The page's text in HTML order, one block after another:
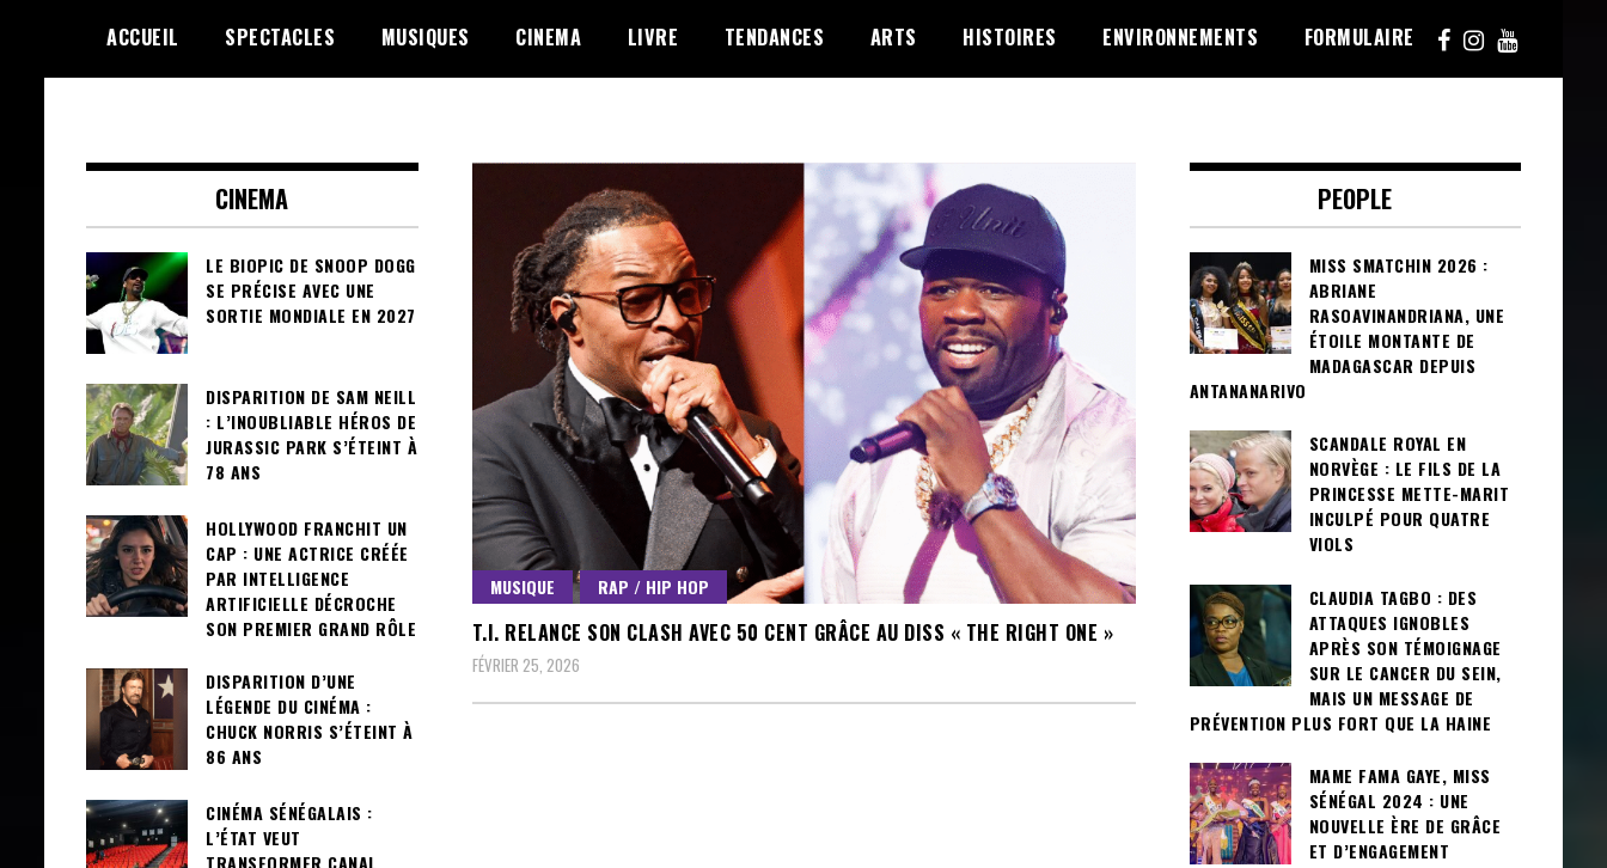
content
ACCUEIL SPECTACLES MUSIQUES CINEMA LIVRE TENDANCES ARTS HISTOIRES ENVIRONNEMENTS FORMULAIRE
sunuculture
MUSIQUE RAP / HIP HOP
T.I. RELANCE SON CLASH AVEC 50 CENT GRÂCE AU DISS « THE RIGHT ONE »
FÉVRIER 25, 2026
CINEMA
LE BIOPIC DE SNOOP DOGG
SE PRÉCISE AVEC UNE
SORTIE MONDIALE EN 2027
DISPARITION DE SAM NEILL
: L’INOUBLIABLE HÉROS DE
JURASSIC PARK S’ÉTEINT À
78 ANS
HOLLYWOOD FRANCHIT UN
CAP : UNE ACTRICE CRÉÉE
PAR INTELLIGENCE
ARTIFICIELLE DÉCROCHE
SON PREMIER GRAND RÔLE
DISPARITION D’UNE
LÉGENDE DU CINÉMA :
CHUCK NORRIS S’ÉTEINT À
86 ANS
CINÉMA SÉNÉGALAIS :
L’ÉTAT VEUT
PEOPLE
MISS SMATCHIN 2026 :
ABRIANE
RASOAVINANDRIANA, UNE
ÉTOILE MONTANTE DE
MADAGASCAR DEPUIS
ANTANANARIVO
SCANDALE ROYAL EN
NORVÈGE : LE FILS DE LA
PRINCESSE METTE-MARIT
INCULPÉ POUR QUATRE
VIOLS
CLAUDIA TAGBO : DES
ATTAQUES IGNOBLES
APRÈS SON TÉMOIGNAGE
SUR LE CANCER DU SEIN,
MAIS UN MESSAGE DE
PRÉVENTION PLUS FORT QUE LA HAINE
MAME FAMA GAYE, MISS
SÉNÉGAL 2024 : UNE
NOUVELLE ÈRE DE GRÂCE
ET D’ENGAGEMENT